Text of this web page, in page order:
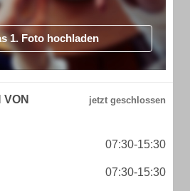
1. Foto hochladen
VON
07:30-15:30
07:30-15:30